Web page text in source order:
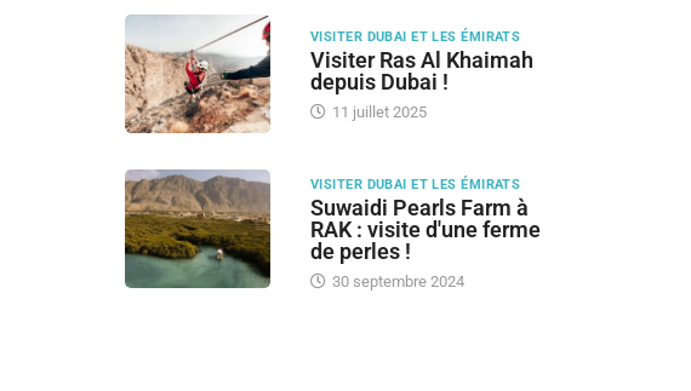
VISITER DUBAI ET LES ÉMIRATS
Visiter Ras Al Khaimah
depuis Dubai !
11 juillet 2025
VISITER DUBAI ET LES ÉMIRATS
Suwaidi Pearls Farm à
RAK : visite d'une ferme
de perles !
30 septembre 2024